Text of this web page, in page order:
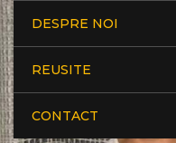
DESPRE NOI
REUSITE
CONTACT